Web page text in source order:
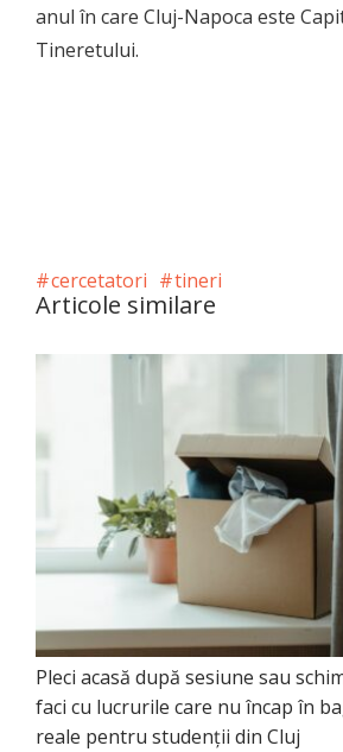
anul în care Cluj-Napoca este
Tineretului.
cercetatori tineri
Articole similare
Pleci acasă după sesiune sau
faci cu lucrurile care nu încap în
reale pentru studenții din Cluj